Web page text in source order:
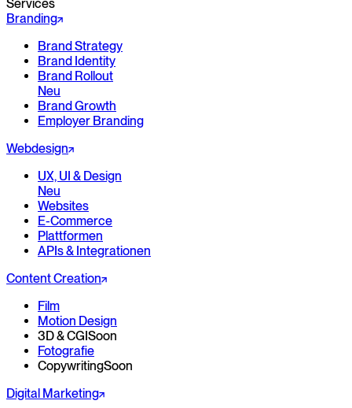
Services
Branding
Brand Strategy
Brand Identity
Brand Rollout
Neu
Brand Growth
Employer Branding
Webdesign
UX, UI & Design
Neu
Websites
E-Commerce
Plattformen
APIs & Integrationen
Content Creation
Film
Motion Design
3D & CGI Soon
Fotografie
CopywritingSoon
Digital Marketing